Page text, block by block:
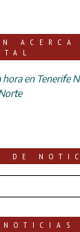
ACERCA
en Tenerife
DE
NOTICIAS